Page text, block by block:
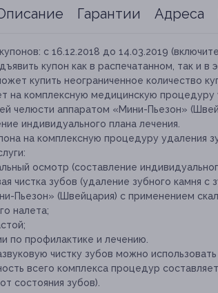
Гарантии Адреса
с 16.12.2018 до 14.03.2019
купон как в распечатанном, так и в
купить неограниченное количество
на комплексную медицинскую процедуру
челюсти аппаратом «Мини-Пьезон»
индивидуального плана лечения.
на комплексную процедуру удаления
осмотр (составление
чистка зубов (удаление зубного камня
Пьезон» (Швейцария) с применением
налета;
по профилактике и лечению.
чистку зубов можно
всего комплекса процедур
состояния зубов).